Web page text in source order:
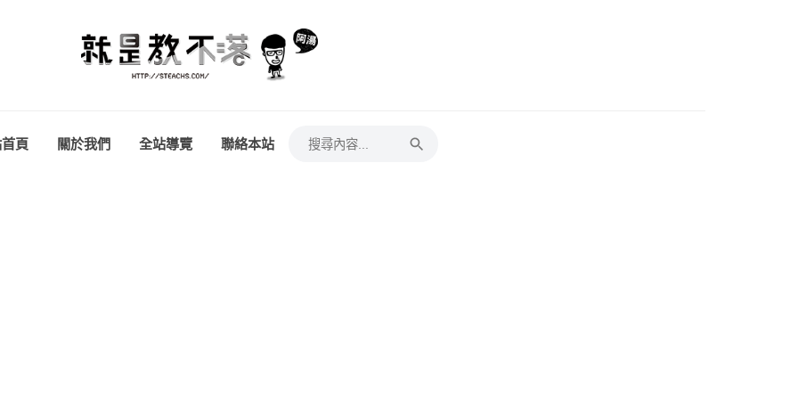
頁 關於我們 全站導覽 聯絡本站